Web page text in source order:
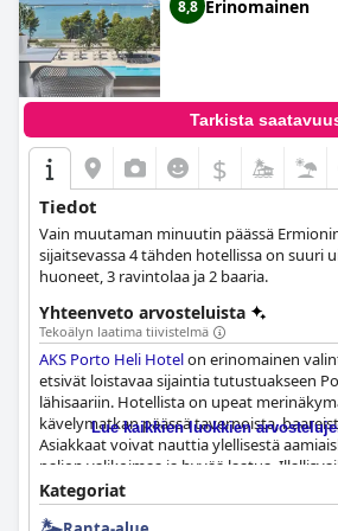
8,8 Erinomainen
Tarkista
$
Tiedot
Vain muutaman minuutin päässä
sijaitsevassa 4 tähden hotellissa on suuri
huoneet, 3 ravintolaa ja 2 baaria.
Yhteenveto arvosteluista
Tekoälyn laatima tiivistelmä
AKS Porto Heli Hotelon erinomainen
etsivät loistavaa sijaintia tutustuakseen
lähisaariin. Hotellista on upeat
kävelymatkan päässä tavernoista,
Asiakkaat voivat nauttia ylellisestä
paljon valikoimaa ja hyvää laatua.
vaihtelevia arvosteluja, mutta yleisesti
tyydyttäviltä. Tilavat ja siistit huoneet,
Lue kaikkien luokkien
Kategoriat